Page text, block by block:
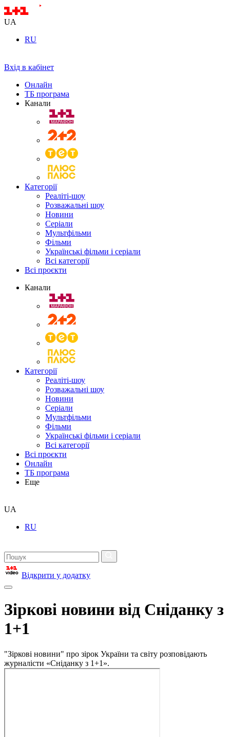
UA
RU
Вхід в кабінет
Онлайн
ТБ програма
Канали
Категорії
Реаліті-шоу
Розважальні шоу
Новини
Серіали
Мультфільми
Фільми
Українські фільми і серіали
Всі категорії
Всі проєкти
Канали
Категорії
Реаліті-шоу
Розважальні шоу
Новини
Серіали
Мультфільми
Фільми
Українські фільми і серіали
Всі категорії
Всі проєкти
Онлайн
ТБ програма
Еще
UA
RU
Відкрити у додатку
Зіркові новини від Сніданку з
1+1
"Зіркові новини" про зірок України та світу розповідають
журналісти «Сніданку з 1+1».